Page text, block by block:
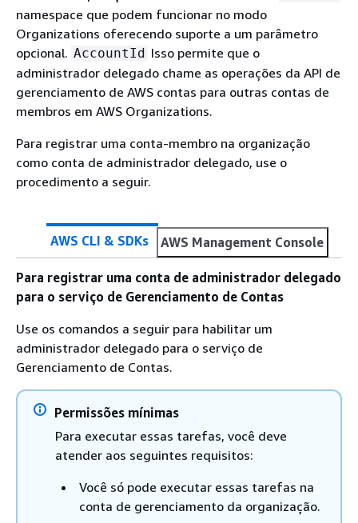
namespace que podem funcionar no modo
Organizations oferecendo suporte a um parâmetro
opcional. AccountId Isso permite que o
administrador delegado chame as operações da API de
gerenciamento de AWS contas para outras contas de
membros em AWS Organizations.
Para registrar uma conta-membro na organização
como conta de administrador delegado, use o
procedimento a seguir.
AWS CLI & SDKs AWS Management Console
Para registrar uma conta de administrador delegado
para o serviço de Gerenciamento de Contas
Use os comandos a seguir para habilitar um
administrador delegado para o serviço de
Gerenciamento de Contas.
Permissões mínimas
Para executar essas tarefas, você deve
atender aos seguintes requisitos:
Você só pode executar essas tarefas na
conta de gerenciamento da organização.